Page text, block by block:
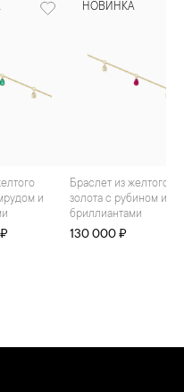
и
НОВИНКА
Браслет из желтого
золота с рубином и
бриллиантами
130 000 ₽